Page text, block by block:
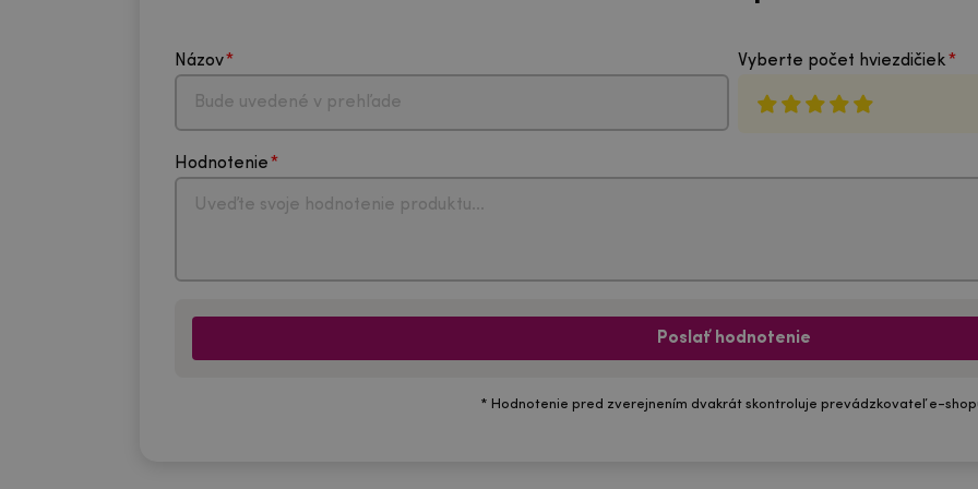
Názov Vyberte počet hviezdičiek
Hodnotenie
Poslať hodnotenie
* Hodnotenie pred zverejnením dvakrát skontroluje prevádzkovateľ e-